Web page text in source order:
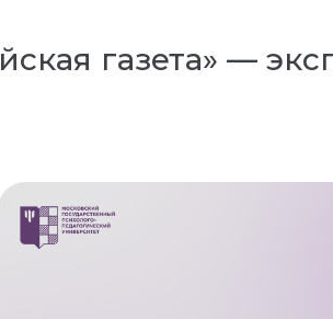
газета» —